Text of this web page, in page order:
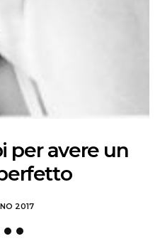
per avere un
2017